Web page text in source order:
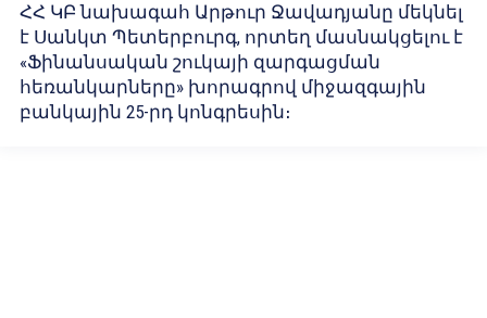
ՀՀ ԿԲ նախագահ Արթուր Ջավադյանը մեկնել
է Սանկտ Պետերբուրգ, որտեղ մասնակցելու է
«Ֆինանսական շուկայի զարգացման
հեռանկարները» խորագրով միջազգային
բանկային 25-րդ կոնգրեսին։